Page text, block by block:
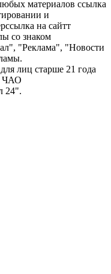
материалов ссылка
и
на сайтт
со знаком
"Реклама", "Новости
лиц старше 21 года
ЧАО
24".